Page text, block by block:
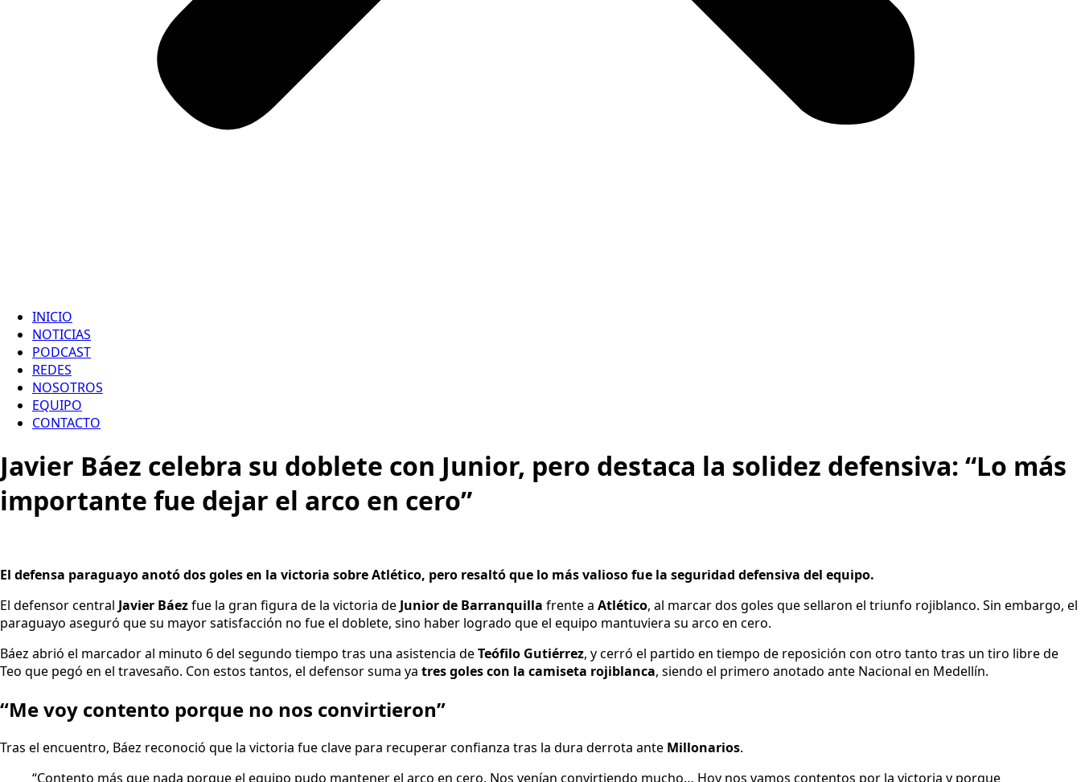
INICIO
NOTICIAS
PODCAST
REDES
NOSOTROS
EQUIPO
CONTACTO
Javier Báez celebra su doblete con Junior, pero destaca la solidez defensiva: “Lo más
importante fue dejar el arco en cero”
El defensa paraguayo anotó dos goles en la victoria sobre Atlético, pero resaltó que lo más valioso fue la seguridad defensiva del equipo.
El defensor central Javier Báezfue la gran figura de la victoria de Junior de Barranquilla frente a Atlético, al marcar dos goles que sellaron el triunfo rojiblanco. Sin embargo, el
paraguayo aseguró que su mayor satisfacción no fue el doblete, sino haber logrado que el equipo mantuviera su arco en cero.
Báez abrió el marcador al minuto 6 del segundo tiempo tras una asistencia deTeófilo Gutiérrez, y cerró el partido en tiempo de reposición con otro tanto tras un tiro libre de
Teo que pegó en el travesaño. Con estos tantos, el defensor suma ya tres goles con la camiseta rojiblanca, siendo el primero anotado ante Nacional en Medellín.
“Me voy contento porque no nos convirtieron”
Tras el encuentro, Báez reconoció que la victoria fue clave para recuperar confianza tras la dura derrota ante Millonarios.
“Contento más que nada porque el equipo pudo mantener el arco en cero. Nos venían convirtiendo mucho… Hoy nos vamos contentos por la victoria y porque